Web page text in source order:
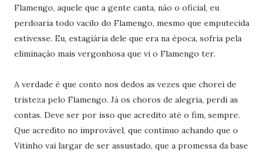
Flamengo, aquele que a gente canta, não o oficial, eu
perdoaria todo vacilo do Flamengo, mesmo que emputecida
estivesse. Eu, estagiária dele que era na época, sofria pela
eliminação mais vergonhosa que vi o Flamengo ter.
A verdade é que conto nos dedos as vezes que chorei de
tristeza pelo Flamengo. Já os choros de alegria, perdi as
contas. Deve ser por isso que acredito até o fim, sempre.
Que acredito no improvável, que continuo achando que o
Vitinho vai largar de ser assustado, que a promessa da base